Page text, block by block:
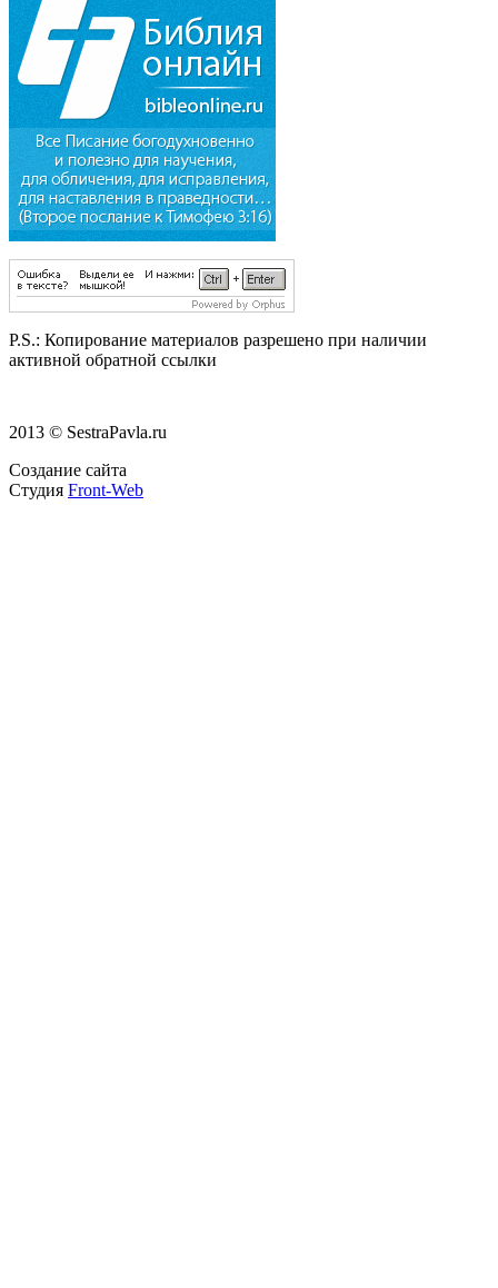
P.S.: Копирование материалов разрешено при наличии
активной обратной ссылки
2013 © SestraPavla.ru
Создание сайта
Студия Front-Web